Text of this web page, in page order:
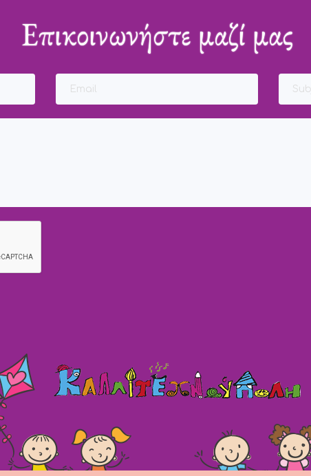
Επικοινωνήστε μαζί μας